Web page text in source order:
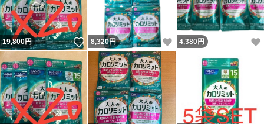
19,800円 いいね！
8,320円 いいね！
4,380 円